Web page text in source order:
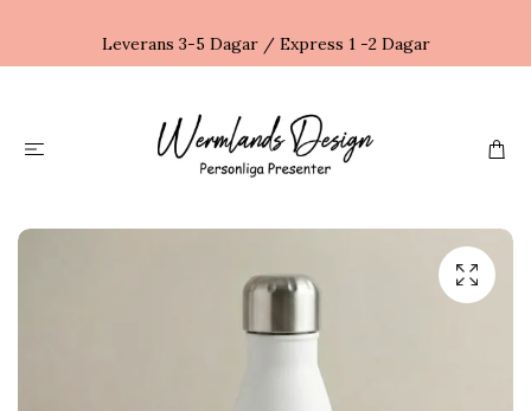
Leverans 3-5 Dagar / Express 1 -2 Dagar